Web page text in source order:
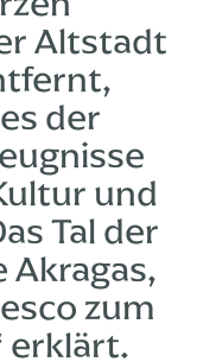
Altstadt
der
und
Tal der
Akragas,
zum
erklärt.